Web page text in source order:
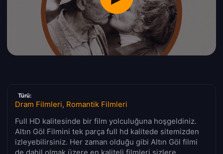
Türü:
Dram Filmleri, Romantik Filmleri
Full HD kalitesinde bir film yolculuğuna hoşgeldiniz.
Altın Göl Filmini tek parça full hd kalitede sitemizden
izleyebilirsiniz. Her zaman olduğu gibi Altın Göl filmi